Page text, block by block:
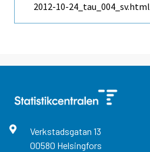
2012-10-24_tau_004_sv.html
Verkstadsgatan 13
00580 Helsingfors